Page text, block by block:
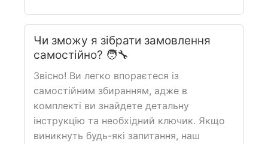
Чи зможу я зібрати замовлення
самостійно? 🧑‍🔧
Звісно! Ви легко впораєтеся із
самостійним збиранням, адже в
комплекті ви знайдете детальну
інструкцію та необхідний ключик. Якщо
виникнуть будь-які запитання, наш